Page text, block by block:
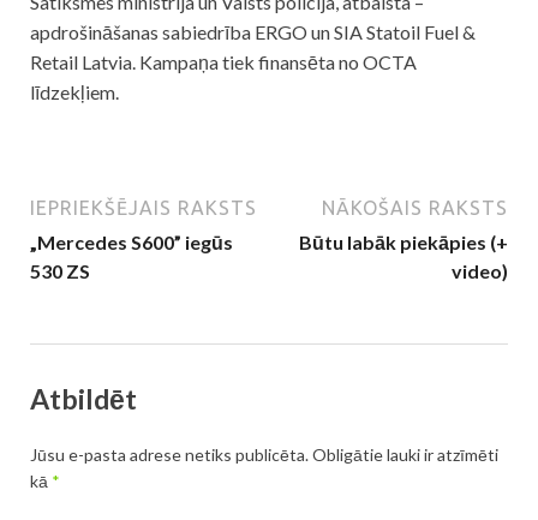
apdrošināšanas sabiedrība ERGO un SIA Statoil Fuel &
Retail Latvia. Kampaņa tiek finansēta no OCTA
līdzekļiem.
IEPRIEKŠĒJAIS RAKSTS
„Mercedes S600” iegūs
530 ZS
NĀKOŠAIS RAKSTS
Būtu labāk piekāpies (+
video)
Atbildēt
Jūsu e-pasta adrese netiks publicēta.Obligātie lauki ir atzīmēti
kā *